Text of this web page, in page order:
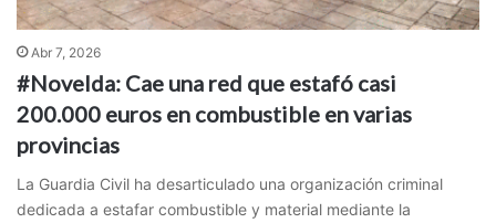
Abr 7, 2026
#Novelda: Cae una red que estafó casi
200.000 euros en combustible en varias
provincias
La Guardia Civil ha desarticulado una organización criminal
dedicada a estafar combustible y material mediante la